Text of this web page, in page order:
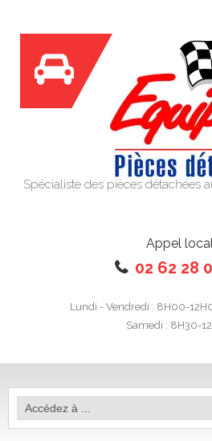
Spécialiste des pièces détachées
Appel
02 62 28
Lundi - Vendredi : 8H00-
Samedi : 8H30-